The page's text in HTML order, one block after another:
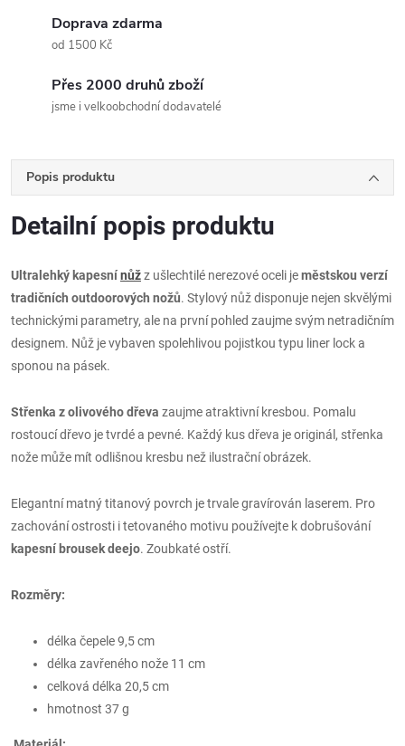
Doprava zdarma
od 1500 Kč
Přes 2000 druhů zboží
jsme i velkoobchodní dodavatelé
Popis produktu
Detailní popis produktu
Ultralehký kapesnínůžz ušlechtilé nerezové oceli jeměstskou verzí
tradičních outdoorových nožů. Stylový nůž disponuje nejen skvělými
technickými parametry, ale na první pohled zaujme svým netradičním
designem. Nůž je vybaven spolehlivou pojistkou typu liner lock a
sponou na pásek.
Střenka z olivového dřeva zaujme atraktivní kresbou. Pomalu
rostoucí dřevo je tvrdé a pevné. Každý kus dřeva je originál, střenka
nože může mít odlišnou kresbu než ilustrační obrázek.
Elegantní matný titanový povrch je trvale gravírován laserem. Pro
zachování ostrosti i tetovaného motivu používejte k dobrušování
kapesní brousek deejo. Zoubkaté ostří.
Rozměry:
délka čepele 9,5 cm
délka zavřeného nože 11 cm
celková délka 20,5 cm
hmotnost 37 g